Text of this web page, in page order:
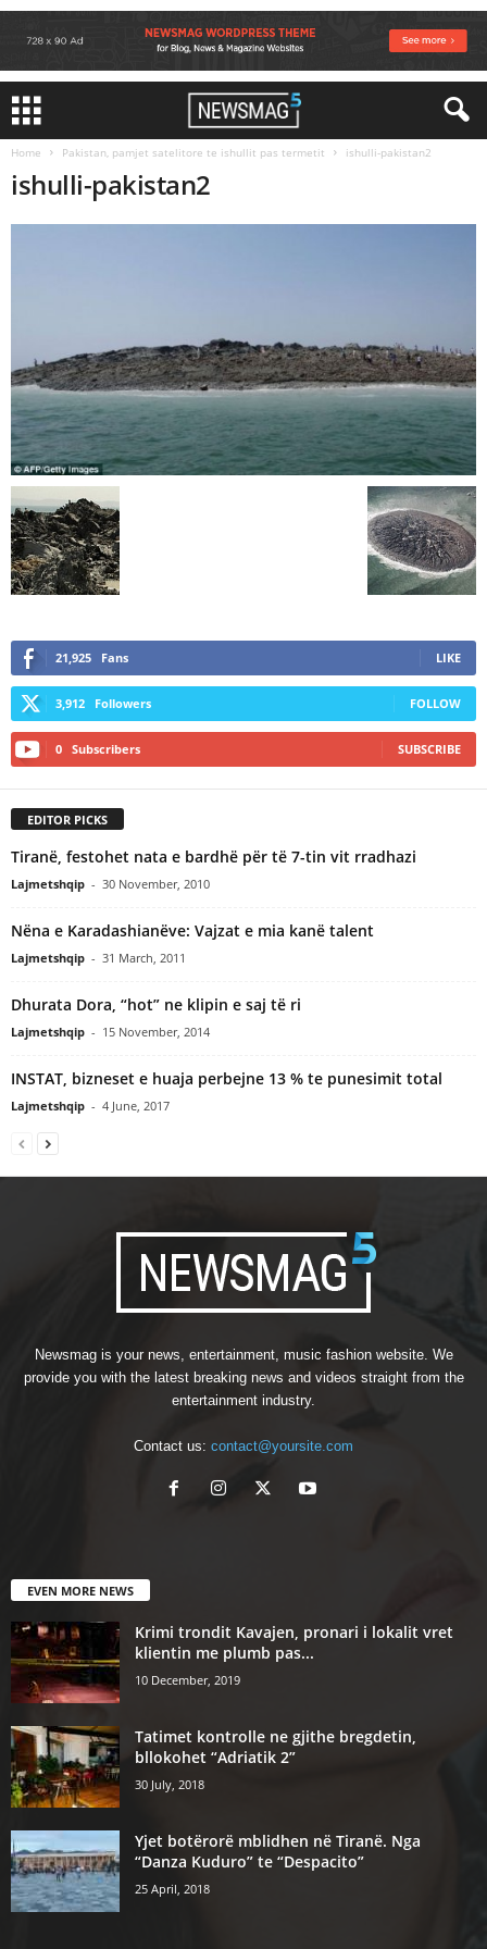
Home Pakistan, pamjet satelitore te ishullit pas termetit ishulli-pakistan2
ishulli-pakistan2
21,925 Fans LIKE
3,912 Followers FOLLOW
0 Subscribers SUBSCRIBE
EDITOR PICKS
Tiranë, festohet nata e bardhë për të 7-tin vit rradhazi
Lajmetshqip - 30 November, 2010
Nëna e Karadashianëve: Vajzat e mia kanë talent
Lajmetshqip - 31 March, 2011
Dhurata Dora, “hot” ne klipin e saj të ri
Lajmetshqip - 15 November, 2014
INSTAT, bizneset e huaja perbejne 13 % te punesimit total
Lajmetshqip - 4 June, 2017
Newsmag is your news, entertainment, music fashion website. We
provide you with the latest breaking news and videos straight from the
entertainment industry.
Contact us: contact@yoursite.com
EVEN MORE NEWS
Krimi trondit Kavajen, pronari i lokalit vret
klientin me plumb pas...
10 December, 2019
Tatimet kontrolle ne gjithe bregdetin,
bllokohet “Adriatik 2”
30 July, 2018
Yjet botërorë mblidhen në Tiranë. Nga
“Danza Kuduro” te “Despacito”
25 April, 2018